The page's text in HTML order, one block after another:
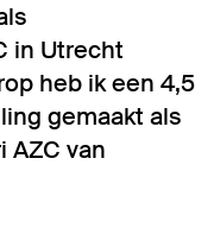
in Utrecht
heb ik een 4,5
gemaakt als
AZC van